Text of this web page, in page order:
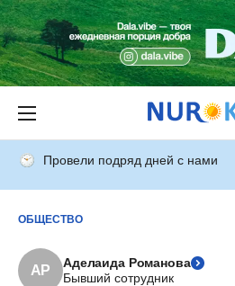
Провели подряд дней с нами
ОБЩЕСТВО
АР
Аделаида Романова
Бывший сотрудник